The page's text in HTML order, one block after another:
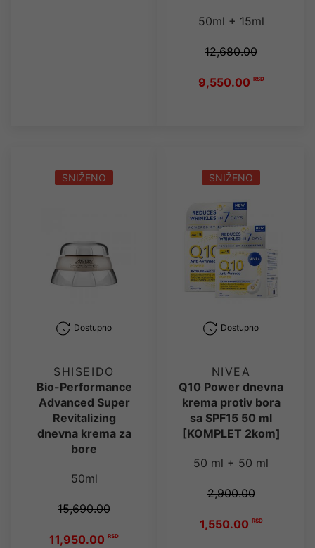
50ml + 15ml
12,680.00
9,550.00 RSD
SNIŽENO
Dostupno
SHISEIDO
Bio-Performance
Advanced Super
Revitalizing
dnevna krema za
bore
50ml
15,690.00
11,950.00 RSD
SNIŽENO
Dostupno
NIVEA
Q10 Power dnevna
krema protiv bora
sa SPF15 50 ml
[KOMPLET 2kom]
50 ml + 50 ml
2,900.00
1,550.00 RSD